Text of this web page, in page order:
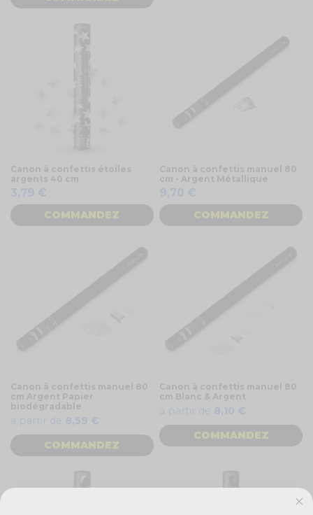
Canon à confettis étoiles
argents 40 cm
3,79 €
COMMANDEZ
Canon à confettis manuel 80
cm - Argent Métallique
9,70 €
COMMANDEZ
Canon à confettis manuel 80
cm Argent Papier
biodégradable
à partir de 8,59 €
COMMANDEZ
Canon à confettis manuel 80
cm Blanc & Argent
à partir de 8,10 €
COMMANDEZ